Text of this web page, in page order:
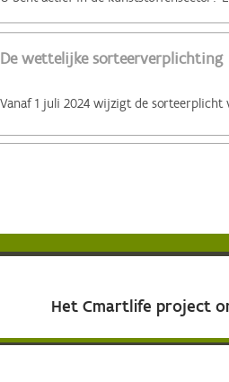
De wettelijke sorteerverplichting
Het Cmartlife project